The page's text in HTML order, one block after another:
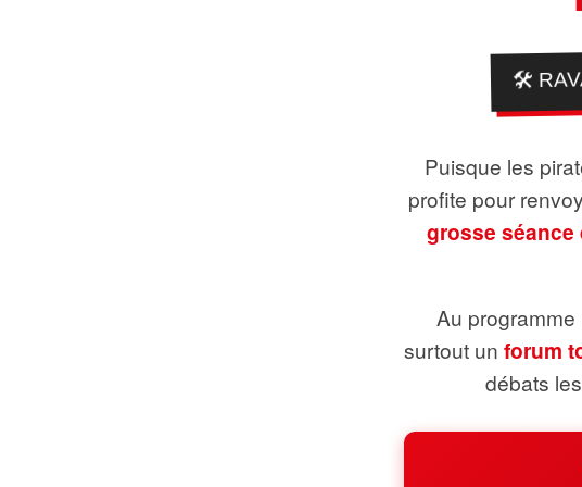
🛠️
Puisque les
profite pour
grosse séance
Au
surtout un forum
débats